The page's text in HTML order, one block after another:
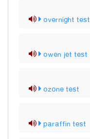
overnight test
owen jet test
ozone test
paraffin test